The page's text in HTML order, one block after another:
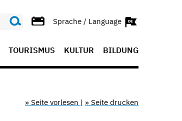
Sprache / Language
TOURISMUS KULTUR BILDUNG
» Seite vorlesen | » Seite drucken